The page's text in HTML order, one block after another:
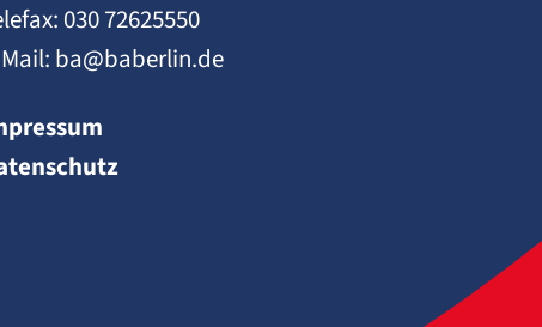
030 72625550
ba@baberlin.de